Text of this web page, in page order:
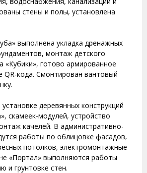
стены и полы, установлена
выполнена укладка дренажных
монтаж детского
«Кубики», готово армированное
QR-кода. Смонтирован вантовый
деревянных конструкций
скамеек-модулей, устройство
качелей. В административно-
работы по облицовке фасадов,
потолков, электромонтажные
«Портал» выполняются работы
и грунтовке стен.